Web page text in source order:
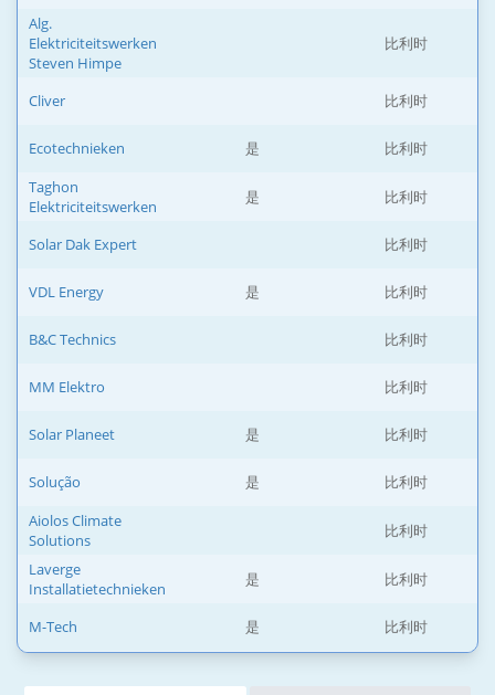
Alg.
Elektriciteitswerken
Steven Himpe
比利时
Cliver 比利时
Ecotechnieken 是
比利时
Taghon
Elektriciteitswerken
是 比利时
Solar Dak Expert 比利时
VDL Energy 是 比利时
B&C Technics 比利时
MM Elektro 比利时
Solar Planeet 是 比利时
Solução 是
比利时
Aiolos Climate
Solutions
比利时
Laverge
Installatietechnieken
是 比利时
M-Tech 是 比利时